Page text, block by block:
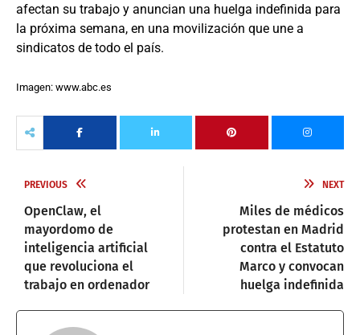
afectan su trabajo y anuncian una huelga indefinida para
la próxima semana, en una movilización que une a
sindicatos de todo el país.
Imagen: www.abc.es
PREVIOUS
OpenClaw, el
mayordomo de
inteligencia artificial
que revoluciona el
trabajo en ordenador
NEXT
Miles de médicos
protestan en Madrid
contra el Estatuto
Marco y convocan
huelga indefinida